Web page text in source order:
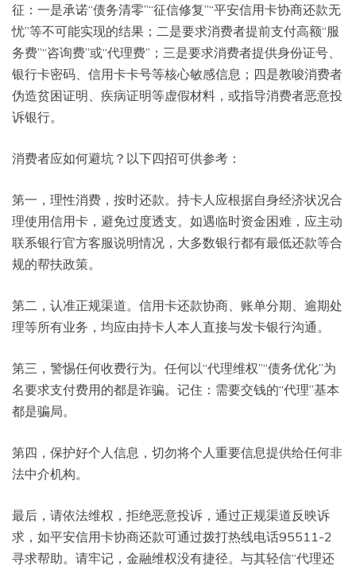
征：一是承诺“债务清零”“征信修复”“平安信用卡协商还款无
忧”等不可能实现的结果；二是要求消费者提前支付高额“服
务费”“咨询费”或“代理费”；三是要求消费者提供身份证号、
银行卡密码、信用卡卡号等核心敏感信息；四是教唆消费者
伪造贫困证明、疾病证明等虚假材料，或指导消费者恶意投
诉银行。
消费者应如何避坑？以下四招可供参考：
第一，理性消费，按时还款。持卡人应根据自身经济状况合
理使用信用卡，避免过度透支。如遇临时资金困难，应主动
联系银行官方客服说明情况，大多数银行都有最低还款等合
规的帮扶政策。
第二，认准正规渠道。信用卡还款协商、账单分期、逾期处
理等所有业务，均应由持卡人本人直接与发卡银行沟通。
第三，警惕任何收费行为。任何以“代理维权”“债务优化”为
名要求支付费用的都是诈骗。记住：需要交钱的“代理”基本
都是骗局。
第四，保护好个人信息，切勿将个人重要信息提供给任何非
法中介机构。
最后，请依法维权，拒绝恶意投诉，通过正规渠道反映诉
求，如平安信用卡协商还款可通过拨打热线电话95511-2
寻求帮助。请牢记，金融维权没有捷径。与其轻信“代理还